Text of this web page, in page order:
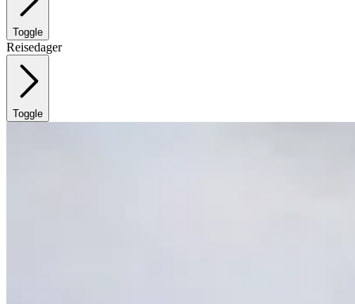
Toggle
Reisedager
Toggle